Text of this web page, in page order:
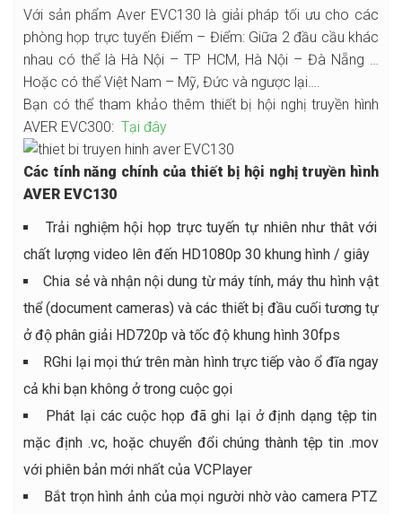
Với sản phẩm Aver EVC130 là giải pháp tối ưu cho các
phòng họp trực tuyến Điểm – Điểm: Giữa 2 đầu cầu khác
nhau có thể là Hà Nội – TP HCM, Hà Nội – Đà Nẵng …
Hoặc có thể Việt Nam – Mỹ, Đức và ngược lại….
Bạn có thể tham khảo thêm thiết bị hội nghị truyền hình
AVER EVC300: Tại đây
Các tính năng chính của thiết bị hội nghị truyền hình
AVER EVC130
Trải nghiệm hội họp trực tuyến tự nhiên như thât với
chất lượng video lên đến HD1080p 30 khung hình / giây
Chia sẻ và nhận nội dung từ máy tính, máy thu hình vật
thể (document cameras) và các thiết bị đầu cuối tương tự
ở độ phân giải HD720p và tốc độ khung hình 30fps
RGhi lại mọi thứ trên màn hình trực tiếp vào ổ đĩa ngay
cả khi bạn không ở trong cuộc gọi
Phát lại các cuộc họp đã ghi lại ở định dạng tệp tin
mặc định .vc, hoặc chuyển đổi chúng thành tệp tin .mov
với phiên bản mới nhất của VCPlayer
Bắt trọn hình ảnh của mọi người nhờ vào camera PTZ